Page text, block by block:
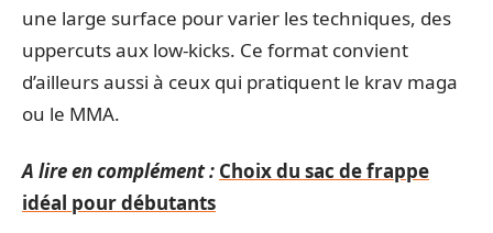
une large surface pour varier les techniques, des
uppercuts aux low-kicks. Ce format convient
d’ailleurs aussi à ceux qui pratiquent le krav maga
ou le MMA.
A lire en complément : Choix du sac de frappe
idéal pour débutants